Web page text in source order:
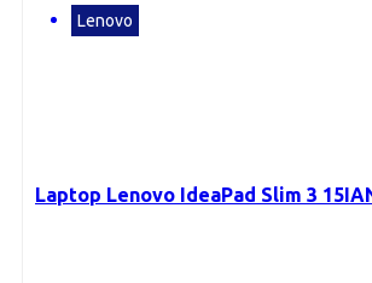
Lenovo
Laptop Lenovo IdeaPad Slim 3